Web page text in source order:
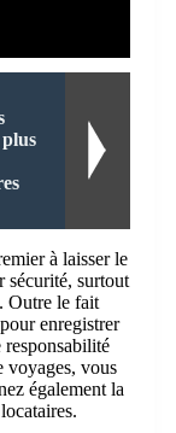
plus
à laisser le
sécurité, surtout
Outre le fait
enregistrer
responsabilité
voyages, vous
également la